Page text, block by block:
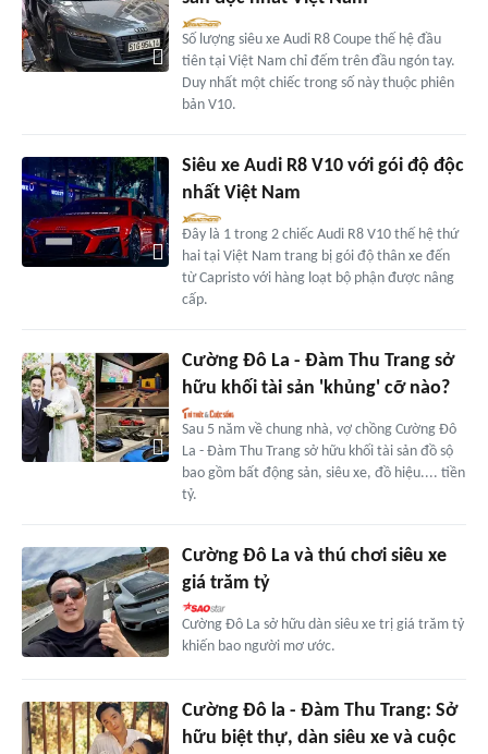
Số lượng siêu xe Audi R8 Coupe thế hệ đầu
tiên tại Việt Nam chỉ đếm trên đầu ngón tay.
Duy nhất một chiếc trong số này thuộc phiên
bản V10.
Siêu xe Audi R8 V10 với gói độ độc
nhất Việt Nam
Đây là 1 trong 2 chiếc Audi R8 V10 thế hệ thứ
hai tại Việt Nam trang bị gói độ thân xe đến
từ Capristo với hàng loạt bộ phận được nâng
cấp.
Cường Đô La - Đàm Thu Trang sở
hữu khối tài sản 'khủng' cỡ nào?
Sau 5 năm về chung nhà, vợ chồng Cường Đô
La - Đàm Thu Trang sở hữu khối tài sản đồ sộ
bao gồm bất động sản, siêu xe, đồ hiệu.... tiền
tỷ.
Cường Đô La và thú chơi siêu xe
giá trăm tỷ
Cường Đô La sở hữu dàn siêu xe trị giá trăm tỷ
khiến bao người mơ ước.
Cường Đô la - Đàm Thu Trang: Sở
hữu biệt thự, dàn siêu xe và cuộc